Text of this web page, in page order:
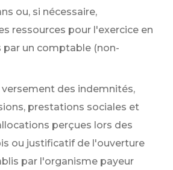
ou, si nécessaire,
ressources pour l'exercice en
par un comptable (non-
des indemnités,
prestations sociales et
perçues lors des
ou justificatif de l'ouverture
par l'organisme payeur